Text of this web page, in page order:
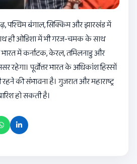
पश्चिम बंगाल, सिक्किम और झारखंड में
ही ओडिशा में भी गरज-चमक के साथ
भारत में कर्नाटक, केरल, तमिलनाडु और
रहेगा। पूर्वोत्तर भारत के अधिकांश हिस्सों
रहने की संभावना है। गुजरात और महाराष्ट्र
हो सकती है।